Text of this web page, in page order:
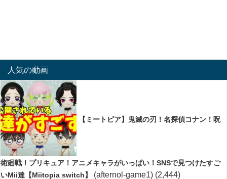
人気の動画
【ミートピア】鬼滅の刃！名探偵コナン！呪
術廻戦！プリキュア！アニメキャラがいっぱい！SNSで見つけたすご
いMii達【Miitopia switch】
(afternol-game1) (2,444)